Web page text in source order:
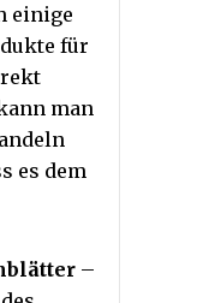
einige
für
man
es dem
–